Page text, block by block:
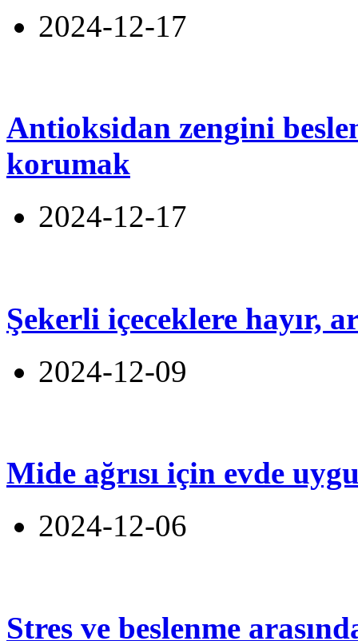
2024-12-17
Antioksidan zengini
korumak
2024-12-17
Şekerli içeceklere hayır,
2024-12-09
Mide ağrısı için evde
2024-12-06
Stres ve beslenme